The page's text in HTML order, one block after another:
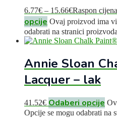
6.77€ – 15.66€Raspon
opcije Ovaj proizvod ima
odabrati na stranici proizvoda
Annie Sloan
Lacquer – lak
41.52€ Odaberi opcije
Opcije se mogu odabrati na